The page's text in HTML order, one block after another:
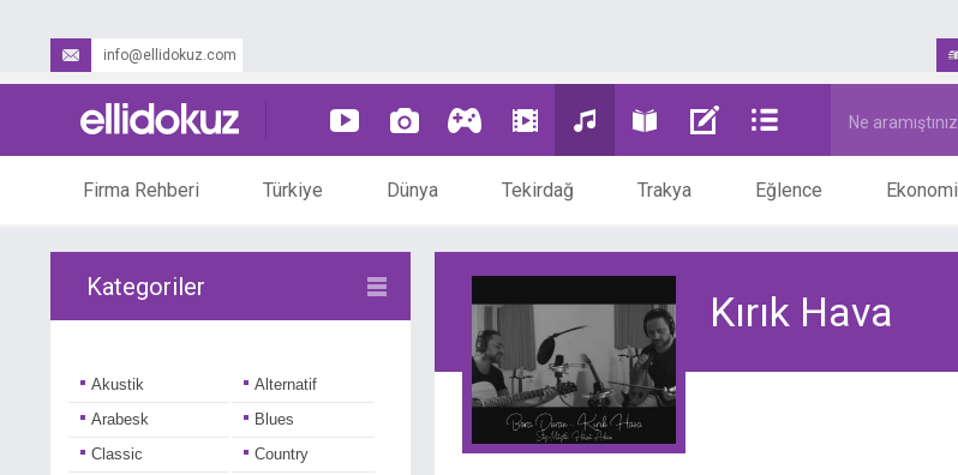
info@ellidokuz.com
Firma Rehberi Türkiye Dünya Tekirdağ Trakya Eğlence Ekonomi
Kategoriler
Akustik
Alternatif
Arabesk
Blues
Classic
Country
Kırık Hava